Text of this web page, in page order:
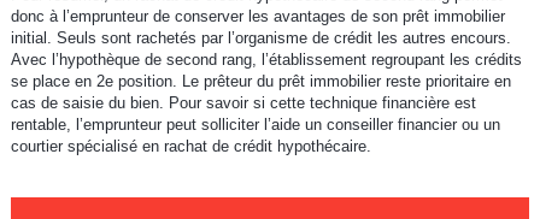
donc à l’emprunteur de conserver les avantages de son prêt immobilier
initial. Seuls sont rachetés par l’organisme de crédit les autres encours.
Avec l’hypothèque de second rang, l’établissement regroupant les crédits
se place en 2e position. Le prêteur du prêt immobilier reste prioritaire en
cas de saisie du bien. Pour savoir si cette technique financière est
rentable, l’emprunteur peut solliciter l’aide un conseiller financier ou un
courtier spécialisé en rachat de crédit hypothécaire.